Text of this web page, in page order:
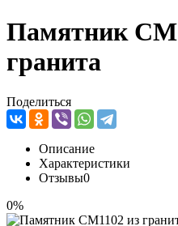
Памятник
гранита
Поделиться
Описание
Характеристики
Отзывы0
0%